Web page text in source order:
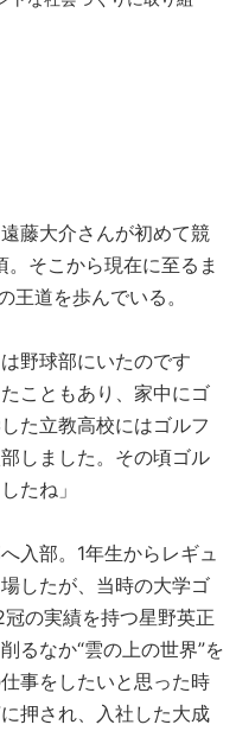
藤大介さんが初めて競
そこから現在に至るま
王道を歩んでいる。
野球部にいたのです
こともあり、家中にゴ
た立教高校にはゴルフ
しました。その頃ゴル
たね」
入部。1年生からレギュ
したが、当時の大学ゴ
の実績を持つ星野英正
るなか“雲の上の世界”を
事をしたいと思った時
押され、入社した大成